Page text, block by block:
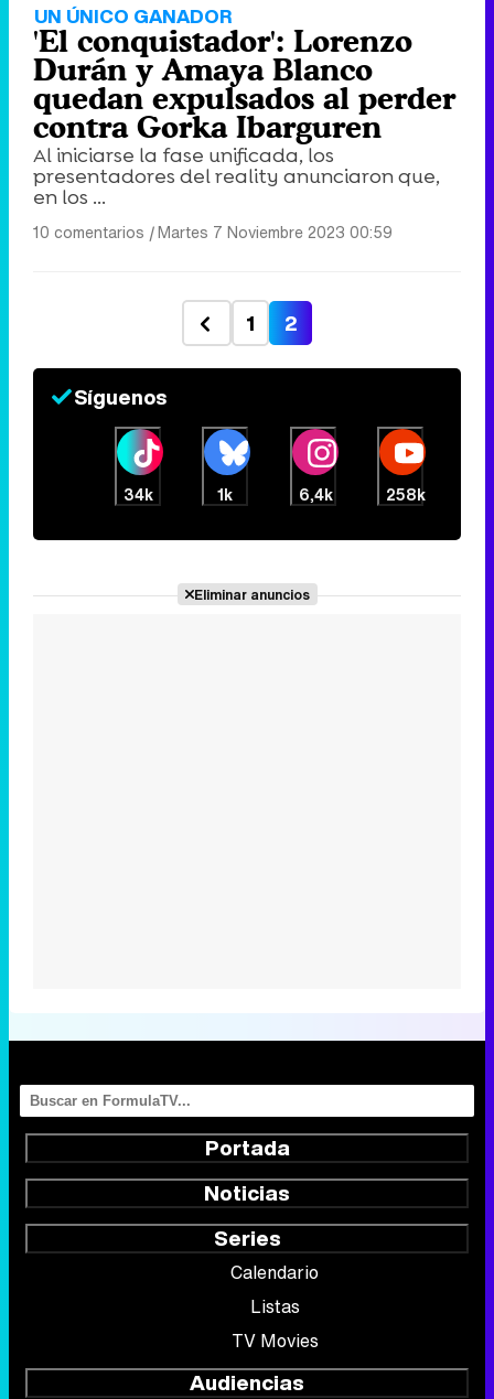
UN ÚNICO GANADOR
'El conquistador': Lorenzo
Durán y Amaya Blanco
quedan expulsados al perder
contra Gorka Ibarguren
Al iniciarse la fase unificada, los
presentadores del reality anunciaron que,
en los ...
10 comentarios |Martes 7 Noviembre 2023 00:59
1 2
Síguenos
34k 1k 6,4k 258k
Eliminar anuncios
Portada
Noticias
Series
Calendario
Listas
TV Movies
Audiencias